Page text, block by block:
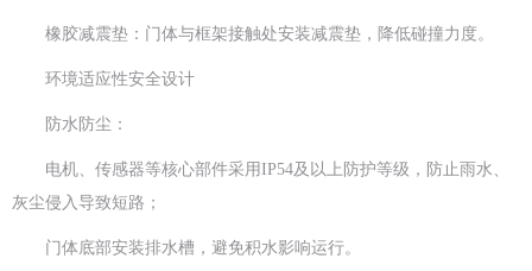
橡胶减震垫：门体与框架接触处安装减震垫，降低碰撞力度。
环境适应性安全设计
防水防尘：
电机、传感器等核心部件采用IP54及以上防护等级，防止雨水、
灰尘侵入导致短路；
门体底部安装排水槽，避免积水影响运行。